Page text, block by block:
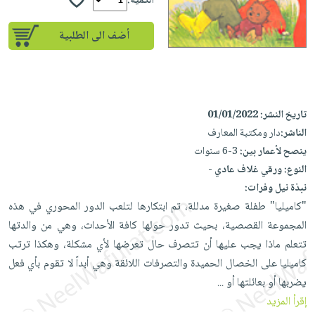
إختياراتنا
كتب
English
books
iKitab
بلا
طرحها
تحميل
iKitab
على
Android
تحميل
iKitab
على
Apple
أسئلة
يتكرر
طرحها
على
Android
تحميل
masmu3
على
Apple
المواضيع
الأكثر
تعليمية
صندوق
القراءة
جوائز
تعليمية
جديد
الكل
أجهزة
العناية
الشخصية
العناية
وتصفيف
الشعر
العناية
بالجسم
المطبخ
والسفرة
الكل
أواني
الطهي
أدوات
متجر
الهدايا
أقسام
أضف الى الطلبية
تاريخ النشر:01/01/2022
الناشر:دار ومكتبة المعارف
ينصح لأعمار بين:3-6 سنوات
النوع:ورقي غلاف عادي -
نبذة نيل وفرات:
"كاميليا" طفلة صغيرة مدللة، تم ابتكارها لتلعب الدور المحوري في هذه
المجموعة القصصية، بحيث تدور حولها كافة الأحداث، وهي من والدتها
تتعلم ماذا يجب عليها أن تتصرف حال تعرضها لأي مشكلة، وهكذا ترتب
كاميليا على الخصال الحميدة والتصرفات اللائقة وهي أبداً لا تقوم بأي فعل
يضربها أو بعائلتها أو...
إقرأ المزيد